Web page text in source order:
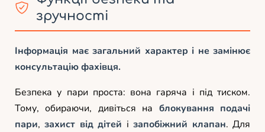
зручності
Інформація має загальний характер і не замінює
консультацію фахівця.
Безпека у пари проста: вона гаряча і під тиском.
Тому, обираючи, дивіться на блокування подачі
пари,захист від дітей ізапобіжний клапан. Для